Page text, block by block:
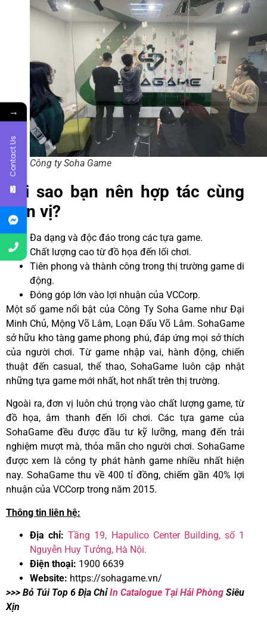
Công ty Soha Game
Tại sao bạn nên hợp tác cùng
đơn vị?
Đa dạng và độc đáo trong các tựa game.
Chất lượng cao từ đồ họa đến lối chơi.
Tiên phong và thành công trong thị trường game di
động.
Đóng góp lớn vào lợi nhuận của VCCorp.
Một số game nổi bật của Công Ty Soha Game như Đại
Minh Chủ, Mộng Võ Lâm, Loạn Đấu Võ Lâm. SohaGame
sở hữu kho tàng game phong phú, đáp ứng mọi sở thích
của người chơi. Từ game nhập vai, hành động, chiến
thuật đến casual, thể thao, SohaGame luôn cập nhật
những tựa game mới nhất, hot nhất trên thị trường.
Ngoài ra, đơn vị luôn chú trọng vào chất lượng game, từ
đồ họa, âm thanh đến lối chơi. Các tựa game của
SohaGame đều được đầu tư kỹ lưỡng, mang đến trải
nghiệm mượt mà, thỏa mãn cho người chơi. SohaGame
được xem là công ty phát hành game nhiều nhất hiện
nay. SohaGame thu về 400 tỉ đồng, chiếm gần 40% lợi
nhuận của VCCorp trong năm 2015.
Thông tin liên hệ:
Địa chỉ:Tầng 19, Hapulico Center Building, số 1
Nguyễn Huy Tưởng, Hà Nội.
Điện thoại: 1900 6639
Website: https://sohagame.vn/
>>> Bỏ Túi Top 6 Địa ChỉIn Catalogue Tại Hải Phòng Siêu
Xịn
→
Contact Us